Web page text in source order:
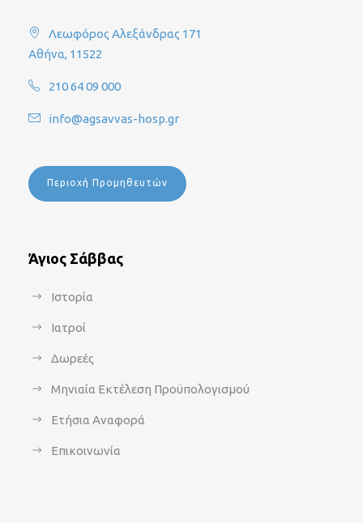
Λεωφόρος Αλεξάνδρας 171
Αθήνα, 11522
210 64 09 000
info@agsavvas-hosp.gr
Περιοχή Προμηθευτών
Άγιος Σάββας
Ιστορία
Ιατροί
Δωρεές
Μηνιαία Εκτέλεση Προϋπολογισμού
Ετήσια Αναφορά
Επικοινωνία